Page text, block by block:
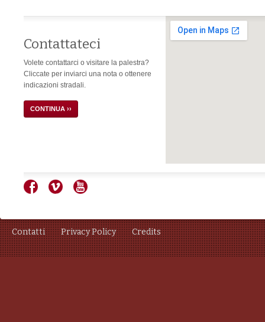
Contattateci
Volete contattarci o visitare la palestra?
Cliccate per inviarci una nota o ottenere
indicazioni stradali.
CONTINUA ››
Contatti Privacy Policy Credits